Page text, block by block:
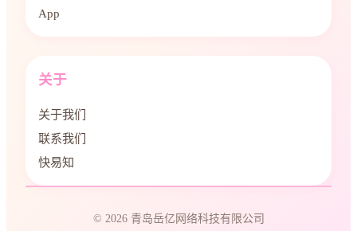
App
关于
关于我们
联系我们
快易知
© 2026 青岛岳亿网络科技有限公司